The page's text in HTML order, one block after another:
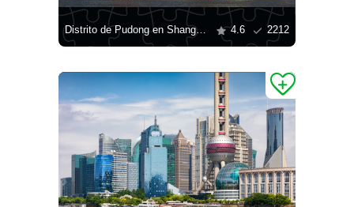
Distrito de Pudong en Shanghai 4.6 2212